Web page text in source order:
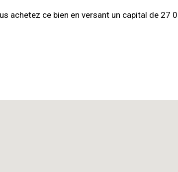
achetez ce bien en versant un capital de 27